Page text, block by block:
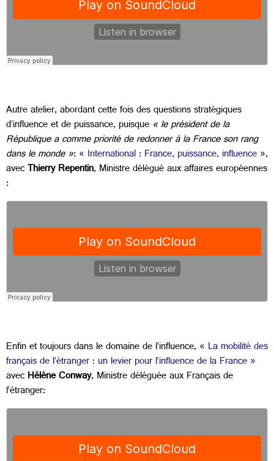
Autre atelier, abordant cette fois des questions stratégiques
d’influence et de puissance, puisque « le président de la
République a comme priorité de redonner à la France son rang
dans le monde »:« International : France, puissance, influence »,
avecThierry Repentin,Ministre délégué aux affaires européennes
:
Enfin et toujours dans le domaine de l’influence,« La mobilité des
français de l’étranger : un levier pour l’influence de la France »
avecHélène Conway, Ministre déléguée aux Français de
l’étranger: